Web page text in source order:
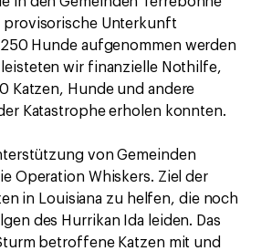
provisorische Unterkunft
Hunde aufgenommen werden
wir finanzielle Nothilfe,
Katzen, Hunde und andere
Katastrophe erholen konnten.
von Gemeinden
Operation Whiskers. Ziel der
in Louisiana zu helfen, die noch
des Hurrikan Ida leiden. Das
betroffene Katzen mit und